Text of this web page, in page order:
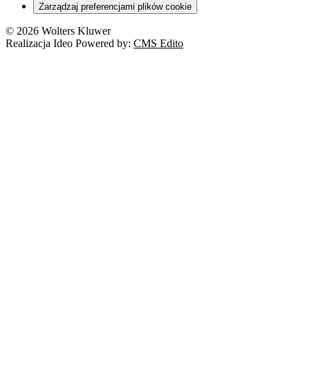
Zarządzaj preferencjami plików cookie
© 2026 Wolters Kluwer
Realizacja Ideo Powered by: CMS Edito